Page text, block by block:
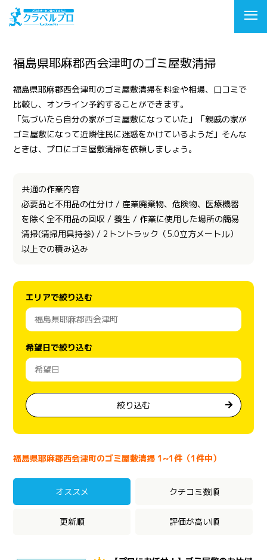
福島県耶麻郡西会津町のゴミ屋敷清掃
福島県耶麻郡西会津町のゴミ屋敷清掃を料金や相場、口コミで
比較し、オンライン予約することができます。
「気づいたら自分の家がゴミ屋敷になっていた」「親戚の家が
ゴミ屋敷になって近隣住民に迷惑をかけているようだ」そんな
ときは、プロにゴミ屋敷清掃を依頼しましょう。
共通の作業内容
必要品と不用品の仕分け / 産業廃棄物、危険物、医療機器
を除く全不用品の回収 / 養生 / 作業に使用した場所の簡易
清掃(清掃用具持参) / 2トントラック（5.0立方メートル）
以上での積み込み
エリアで絞り込む
希望日で絞り込む
絞り込む
福島県耶麻郡西会津町のゴミ屋敷清掃 1~1件（1件中）
オススメ クチコミ数順
更新順 評価が高い順